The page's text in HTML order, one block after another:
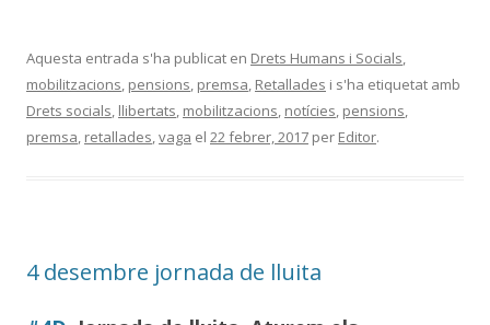
Aquesta entrada s'ha publicat en Drets Humans i Socials,
mobilitzacions, pensions, premsa, Retallades i s'ha etiquetat amb
Drets socials, llibertats, mobilitzacions, notícies, pensions,
premsa, retallades,vaga el 22 febrer, 2017 per Editor.
4 desembre jornada de lluita